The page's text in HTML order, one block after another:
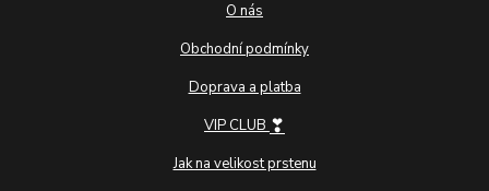
O nás
Obchodní podmínky
Doprava a platba
VIP CLUB ❣
Jak na velikost prstenu